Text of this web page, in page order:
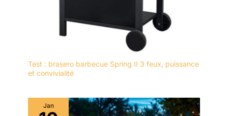
collecteur de poussière
est fabriquée en
caoutchouc haute
densité avec une texture
antidérapante. La
poignée est conçue pour
offrant une prise stable
garantissent une
aspiration efficace. Pour
les travaux de ponçage
et de polissage de
grandes surfaces, il est
d'assurer une collecte
encore plus efficace.
Test : brasero barbecue Spring II 3 feux, puissance
et convivialité
Jan